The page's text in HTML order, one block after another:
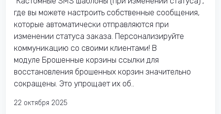
где вы можете настроить собственные сообщения,
которые автоматически отправляются при
изменении статуса заказа. Персонализируйте
коммуникацию со своими клиентами! В
модуле Брошенные корзины ссылки для
восстановления брошенных корзин значительно
сокращены. Это упрощает их об..
22 октября 2025